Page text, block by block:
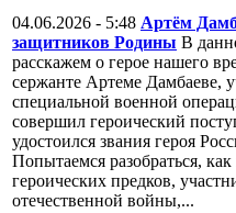
04.06.2026 - 5:48 Артём
защитников Родины В
расскажем о герое нашего
сержанте Артеме Дамбаеве,
специальной военной
совершил героический
удостоился звания героя
Попытаемся разобраться,
героических предков,
отечественной войны,...